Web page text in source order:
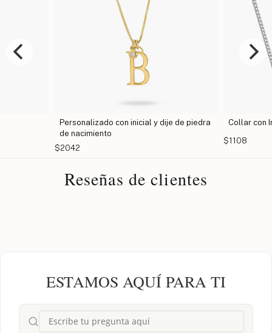
Personalizado con inicial y dije de piedra
de nacimiento
$2042
Collar con
$1108
Reseñas de clientes
ESTAMOS AQUÍ PARA TI